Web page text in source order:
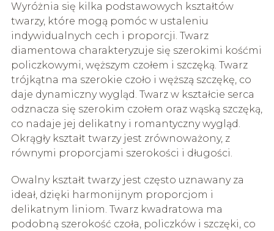
Wyróżnia się kilka podstawowych kształtów
twarzy, które mogą pomóc w ustaleniu
indywidualnych cech i proporcji. Twarz
diamentowa charakteryzuje się szerokimi kośćmi
policzkowymi, węższym czołem i szczęką. Twarz
trójkątna ma szerokie czoło i węższą szczękę, co
daje dynamiczny wygląd. Twarz w kształcie serca
odznacza się szerokim czołem oraz wąską szczęką,
co nadaje jej delikatny i romantyczny wygląd.
Okrągły kształt twarzy jest zrównoważony, z
równymi proporcjami szerokości i długości.
Owalny kształt twarzy jest często uznawany za
ideał, dzięki harmonijnym proporcjom i
delikatnym liniom. Twarz kwadratowa ma
podobną szerokość czoła, policzków i szczęki, co